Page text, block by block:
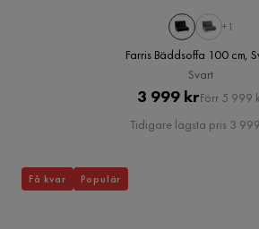
+1
Farris Bäddsoffa 100 cm,
Svart
Pris
3 999 krOriginal
Pris
Förr 5 999
Tidigare lägsta pris 3
Få kvar Populär